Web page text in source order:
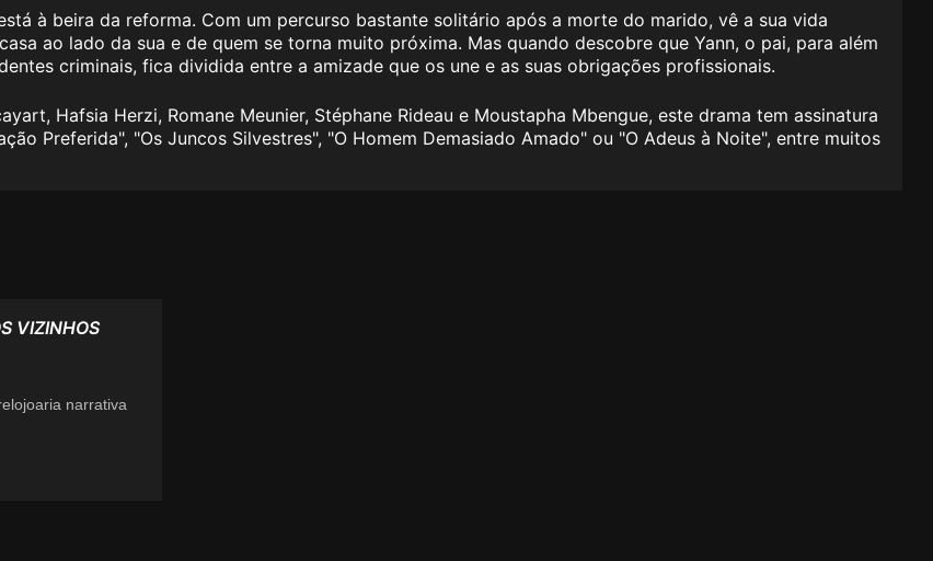
à beira da reforma. Com um percurso bastante solitário após a morte do marido, vê a sua vida
ao lado da sua e de quem se torna muito próxima. Mas quando descobre que Yann, o pai, para além
criminais, fica dividida entre a amizade que os une e as suas obrigações profissionais.
Hafsia Herzi, Romane Meunier, Stéphane Rideau e Moustapha Mbengue, este drama tem assinatura
Preferida", "Os Juncos Silvestres", "O Homem Demasiado Amado"​ ou "O Adeus à Noite", entre muitos
VIZINHOS
narrativa